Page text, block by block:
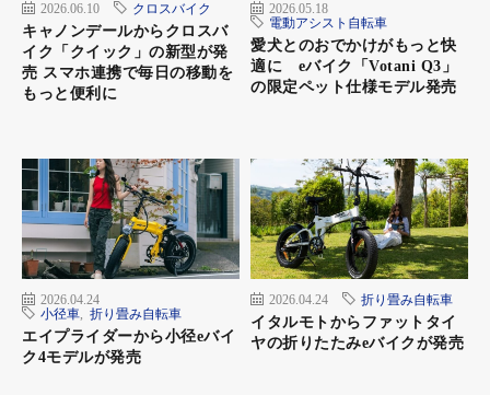
LUMOTEC IQ XS E
カラー：ブラック
照度：70ルクス
機能：DC6-42V、センサー制御のスタンドライト、IQ2テックシ
価格：1万4000円（税抜）
2026.06.10 クロスバイク
キャノンデールからクロスバ
イク「クイック」の新型が発
売 スマホ連携で毎日の移動を
もっと便利に
2026.05.18
電動アシスト自転車
愛犬とのおでかけがもっと快
適に eバイク「Votani Q3」
の限定ペット仕様モデル発売
2026.04.24
小径車
折り畳み自転車
エイプライダーから小径eバイ
ク4モデルが発売
2026.04.24 折り畳み自転車
イタルモトからファットタイ
ヤの折りたたみeバイクが発売